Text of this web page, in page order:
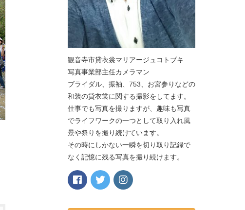
観音寺市貸衣裳マリアージュコトブキ
写真事業部主任カメラマン
ブライダル、振袖、753、お宮参りなどの
和装の貸衣裳に関する撮影をしてます。
仕事でも写真を撮りますが、趣味も写真
でライフワークの一つとして取り入れ風
景や祭りを撮り続けています。
その時にしかない一瞬を切り取り記録で
なく記憶に残る写真を撮り続けます。